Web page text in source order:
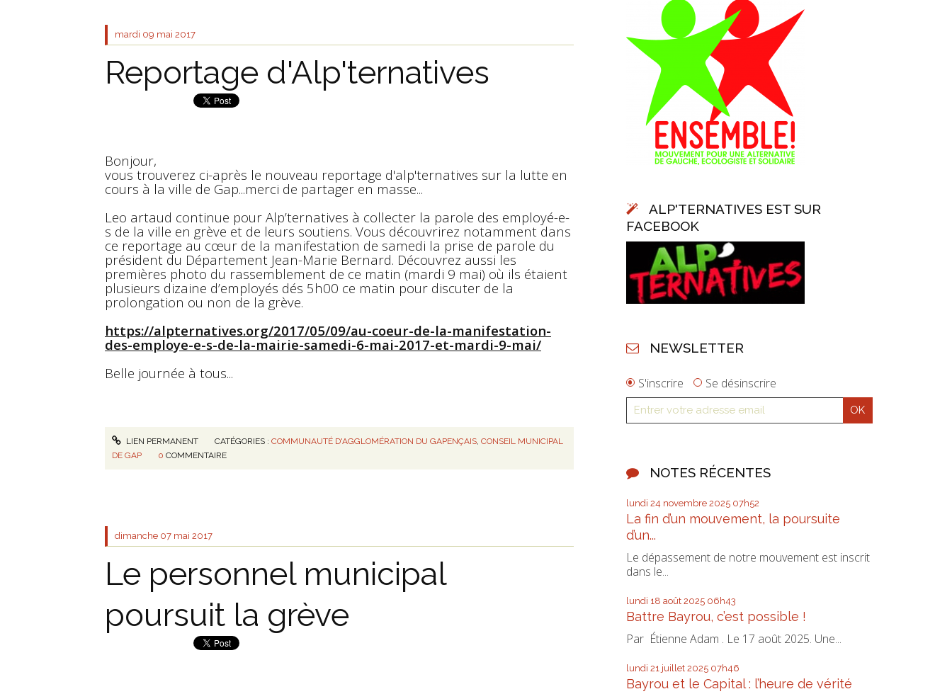
mardi 09 mai 2017
Reportage d'Alp'ternatives
Bonjour,
vous trouverez ci-après le nouveau reportage d'alp'ternatives sur la lutte en
cours à la ville de Gap...merci de partager en masse...
Leo artaud continue pour Alp’ternatives à collecter la parole des employé-e-
s de la ville en grève et de leurs soutiens. Vous découvrirez notamment dans
ce reportage au cœur de la manifestation de samedi la prise de parole du
président du Département Jean-Marie Bernard. Découvrez aussi les
premières photo du rassemblement de ce matin (mardi 9 mai) où ils étaient
plusieurs dizaine d’employés dés 5h00 ce matin pour discuter de la
prolongation ou non de la grève.
https://alpternatives.org/2017/05/09/au-coeur-de-la-manifestation-
des-employe-e-s-de-la-mairie-samedi-6-mai-2017-et-mardi-9-mai/
Belle journée à tous...
LIEN PERMANENT CATÉGORIES :COMMUNAUTÉ D'AGGLOMÉRATION DU GAPENÇAIS,CONSEIL MUNICIPAL
DE GAP
0 COMMENTAIRE
dimanche 07 mai 2017
Le personnel municipal
poursuit la grève
ALP'TERNATIVES EST SUR
FACEBOOK
NEWSLETTER
S'inscrire Se désinscrire
NOTES RÉCENTES
lundi 24 novembre 2025 07h52
La fin d’un mouvement, la poursuite
d’un...
Le dépassement de notre mouvement est inscrit
dans le...
lundi 18 août 2025 06h43
Battre Bayrou, c’est possible !
Par Étienne Adam . Le 17 août 2025. Une...
lundi 21 juillet 2025 07h46
Bayrou et le Capital : l’heure de vérité